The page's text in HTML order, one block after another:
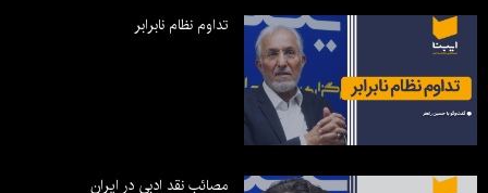
تداوم نظام نابرابر
مصائب نقد ادبی در ایران